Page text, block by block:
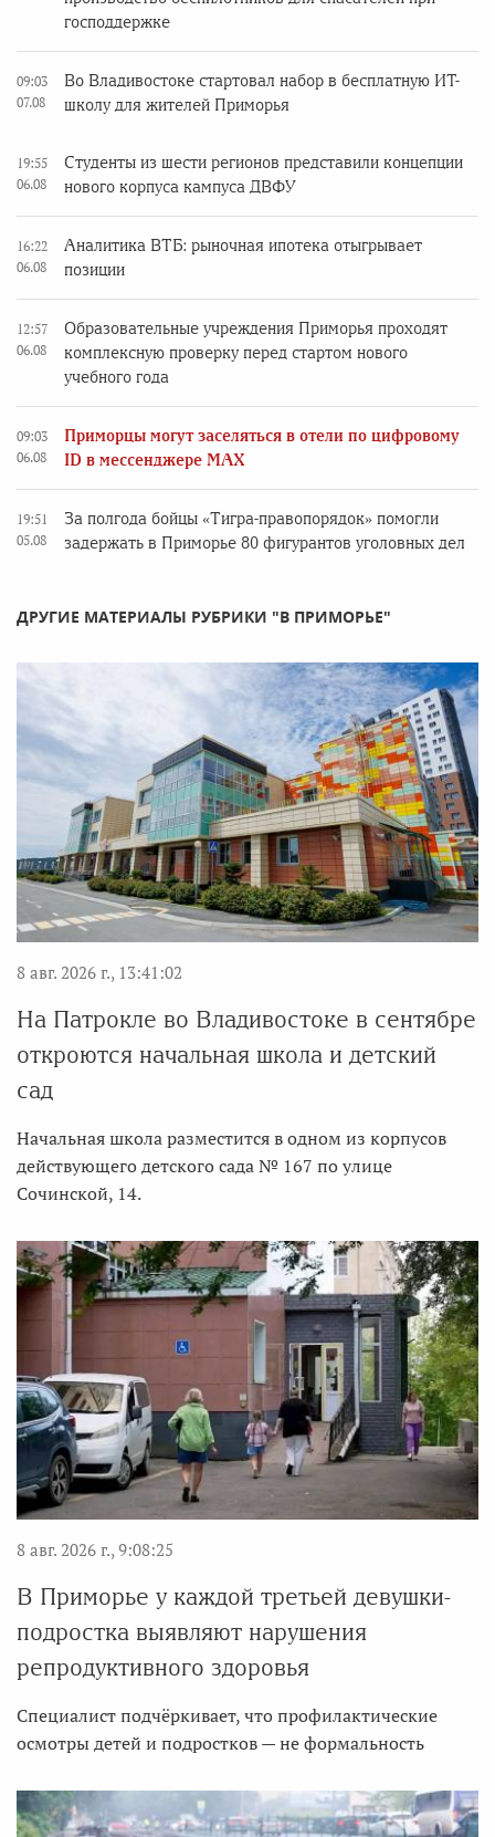
господдержке
09:03
07.08
Во Владивостоке стартовал набор в бесплатную ИТ-
школу для жителей Приморья
19:55
06.08
Студенты из шести регионов представили концепции
нового корпуса кампуса ДВФУ
16:22
06.08
Аналитика ВТБ: рыночная ипотека отыгрывает
позиции
12:57
06.08
Образовательные учреждения Приморья проходят
комплексную проверку перед стартом нового
учебного года
09:03
06.08
Приморцы могут заселяться в отели по цифровому
ID в мессенджере MAX
19:51
05.08
За полгода бойцы «Тигра-правопорядок» помогли
задержать в Приморье 80 фигурантов уголовных дел
ДРУГИЕ МАТЕРИАЛЫ РУБРИКИ "В ПРИМОРЬЕ"
8 авг. 2026 г., 13:41:02
На Патрокле во Владивостоке в сентябре
откроются начальная школа и детский
сад
Начальная школа разместится в одном из корпусов
действующего детского сада № 167 по улице
Сочинской, 14.
8 авг. 2026 г., 9:08:25
В Приморье у каждой третьей девушки-
подростка выявляют нарушения
репродуктивного здоровья
Специалист подчёркивает, что профилактические
осмотры детей и подростков — не формальность